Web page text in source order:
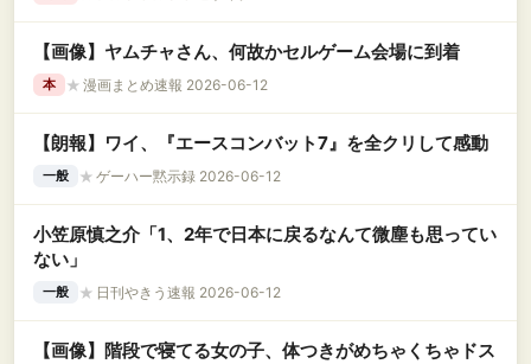
【画像】ヤムチャさん、何故かセルゲーム会場に到着
本 ★ 漫画まとめ速報 2026-06-12
【朗報】ワイ、『エースコンバット7』を全クリして感動
一般 ★ ゲーハー黙示録 2026-06-12
小笠原慎之介「1、2年で日本に戻るなんて微塵も思ってい
ない」
一般 ★ 日刊やきう速報 2026-06-12
【画像】階段で寝てる女の子、体つきがめちゃくちゃドス